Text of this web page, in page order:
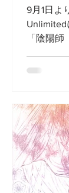
9月1日
Unlimited
「陰陽
りました